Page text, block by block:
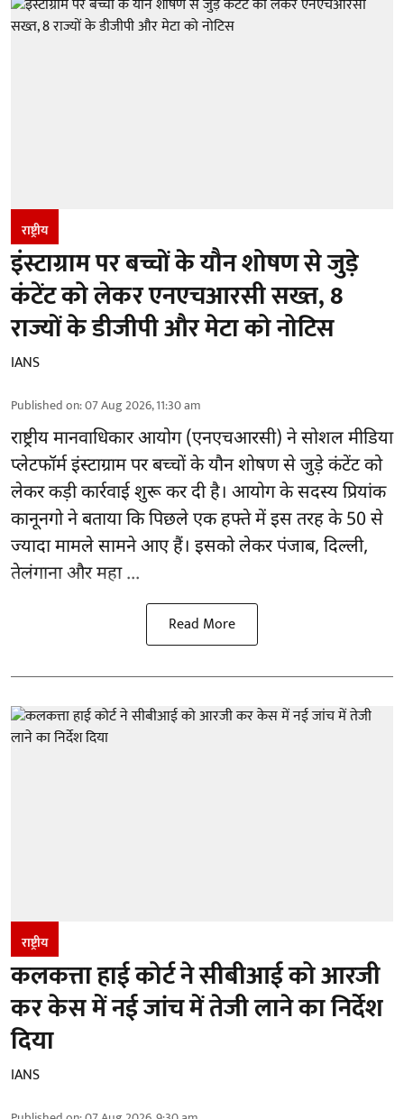
राष्ट्रीय
इंस्टाग्राम पर बच्चों के यौन शोषण से जुड़े
कंटेंट को लेकर एनएचआरसी सख्त, 8
राज्यों के डीजीपी और मेटा को नोटिस
IANS
Published on:07 Aug 2026, 11:30 am
राष्ट्रीय मानवाधिकार आयोग(एनएचआरसी) ने सोशल मीडिया
प्लेटफॉर्म इंस्टाग्राम पर बच्चों के यौन शोषण से जुड़े कंटेंट को
लेकर कड़ी कार्रवाई शुरू कर दी है। आयोग के सदस्य प्रियांक
कानूनगो ने बताया कि पिछले एक हफ्ते में इस तरह के 50 से
ज्यादा मामले सामने आए हैं। इसको लेकर पंजाब, दिल्ली,
तेलंगाना और महा ...
Read More
राष्ट्रीय
कलकत्ता हाई कोर्ट ने सीबीआई को आरजी
कर केस में नई जांच में तेजी लाने का निर्देश
दिया
IANS